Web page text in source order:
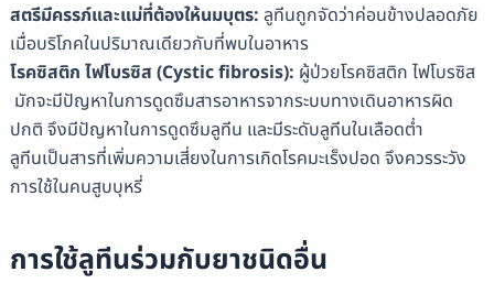
สตรีมีครรภ์และแม่ที่ต้องให้นมบุตร: ลูทีนถูกจัดว่าค่อนข้างปลอดภัย
เมื่อบริโภคในปริมาณเดียวกับที่พบในอาหาร
โรคซิสติก ไฟโบรซิส (Cystic fibrosis): ผู้ป่วยโรคซิสติก ไฟโบรซิส
มักจะมีปัญหาในการดูดซึมสารอาหารจากระบบทางเดินอาหารผิด
ปกติ จึงมีปัญหาในการดูดซึมลูทีน และมีระดับลูทีนในเลือดต่ำ
ลูทีนเป็นสารที่เพิ่มความเสี่ยงในการเกิดโรคมะเร็งปอด จึงควรระวัง
การใช้ในคนสูบบุหรี่
การใช้ลูทีนร่วมกับยาชนิดอื่น